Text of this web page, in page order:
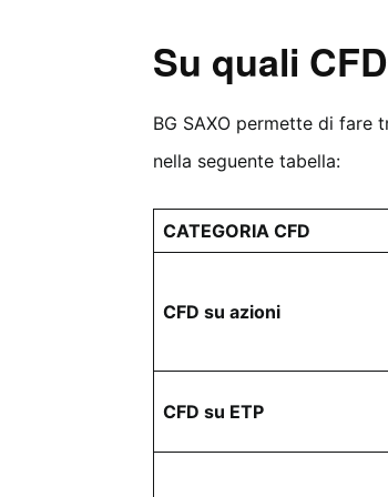
Su quali
BG SAXO permette di fare
nella seguente tabella:
CATEGORIA CFD
CFD su azioni
CFD su ETP